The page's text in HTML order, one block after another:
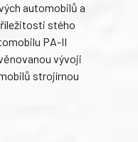
automobilů a
stého
PA-II
vývoji
strojírnou